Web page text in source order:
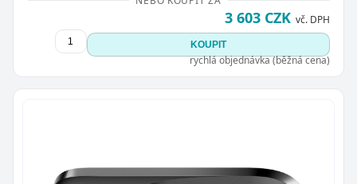
3 603 CZK vč. DPH
KOUPIT
rychlá objednávka (běžná cena)